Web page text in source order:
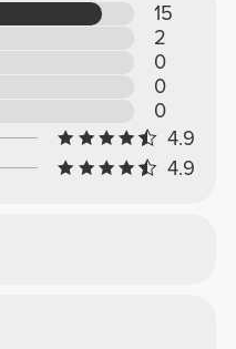
15
2
0
0
0
4.9
4.9